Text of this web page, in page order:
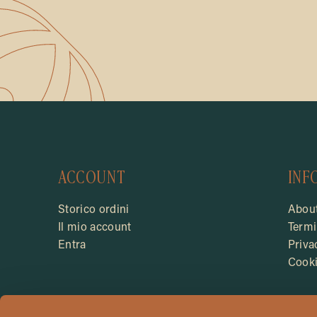
ACCOUNT
Storico ordini
Il mio account
Entra